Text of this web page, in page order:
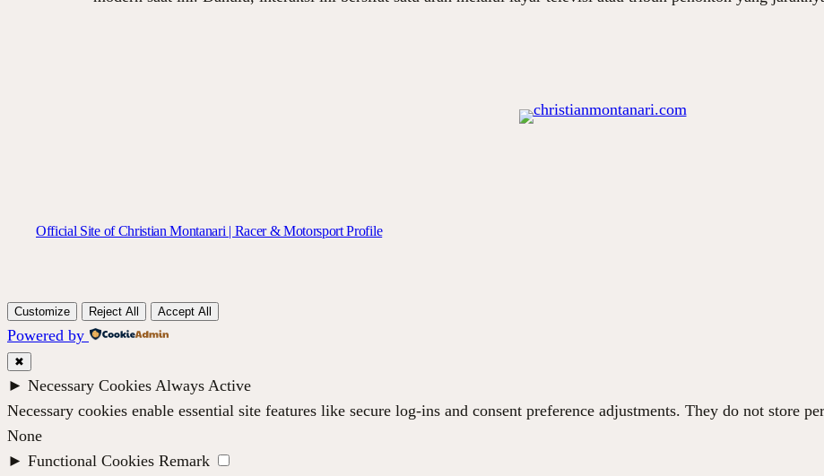
Official Site of Christian Montanari | Racer & Motorsport Profile
Customize Reject All Accept All
Powered by
✖
► Necessary Cookies Always Active
Necessary cookies enable essential site features like secure log-ins and consent preference adjustments. They do not store
None
► Functional Cookies Remark